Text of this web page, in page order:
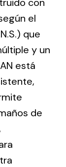
for
el
que
y un
está
de